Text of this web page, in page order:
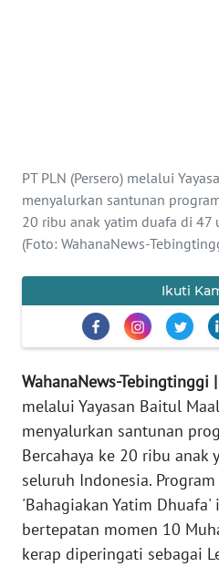
PT PLN (Persero) melalui
menyalurkan santunan
20 ribu anak yatim duafa di 47
(Foto: WahanaNews-
Ikuti
WahanaNews-Tebingtinggi |
melalui Yayasan Baitul
menyalurkan santunan
Bercahaya ke 20 ribu
seluruh Indonesia.
'Bahagiakan Yatim
bertepatan momen 10
kerap diperingati sebagai
PEDOMAN
SIBER
REDAKSI
KARIR
DISCLAIMER
Wahana
News
Regional
WN
SUMUT